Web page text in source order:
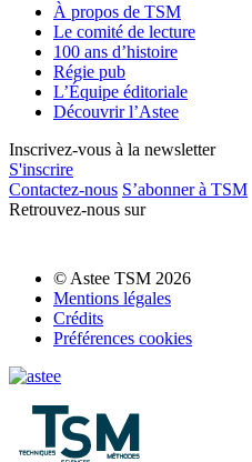
À propos de TSM
Le comité de lecture
100 ans d’histoire
Régie pub
L’Équipe éditoriale
Découvrir l’Astee
Inscrivez-vous à la newsletter
S'inscrire
Contactez-nous S’abonner à TSM
Retrouvez-nous sur
© Astee TSM 2026
Mentions légales
Crédits
Préférences cookies